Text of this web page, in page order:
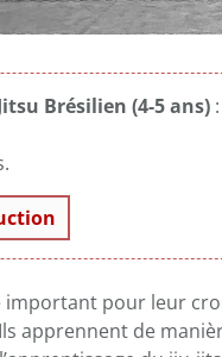
Brésilien (4-5 ans) :
important pour leur
apprennent de